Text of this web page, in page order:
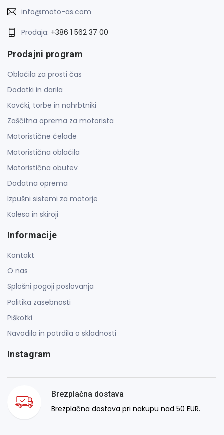
info@moto-as.com
Prodaja: +386 1 562 37 00
Prodajni program
Oblačila za prosti čas
Dodatki in darila
Kovčki, torbe in nahrbtniki
Zaščitna oprema za motorista
Motoristične čelade
Motoristična oblačila
Motoristična obutev
Dodatna oprema
Izpušni sistemi za motorje
Kolesa in skiroji
Informacije
Kontakt
O nas
Splošni pogoji poslovanja
Politika zasebnosti
Piškotki
Navodila in potrdila o skladnosti
Instagram
Brezplačna dostava
Brezplačna dostava pri nakupu nad 50 EUR.